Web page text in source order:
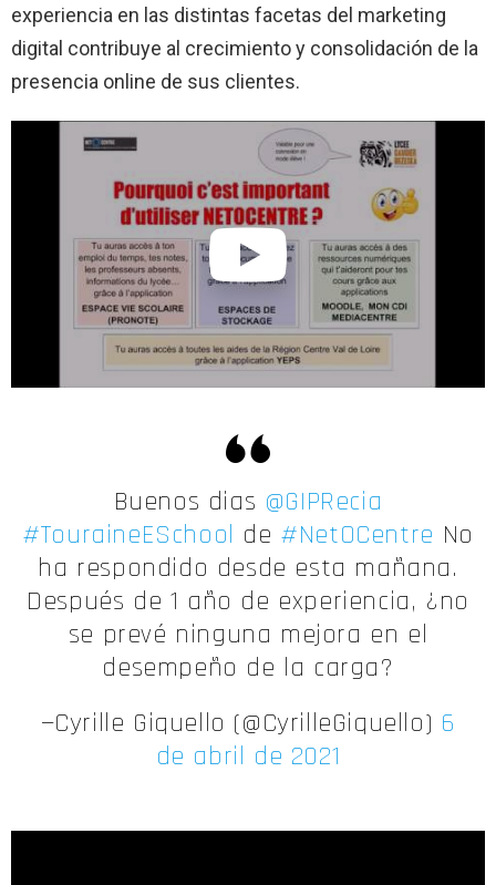
experiencia en las distintas facetas del marketing
digital contribuye al crecimiento y consolidación de la
presencia online de sus clientes.
Buenos dias @GIPRecia
#TouraineESchool de #NetOCentre No
ha respondido desde esta mañana.
Después de 1 año de experiencia, ¿no
se prevé ninguna mejora en el
desempeño de la carga?
—Cyrille Giquello (@CyrilleGiquello) 6
de abril de 2021